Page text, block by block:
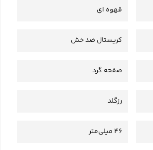
قهوه ای
کریستال ضد خش
صفحه گرد
رزگلد
46 میلی‌متر